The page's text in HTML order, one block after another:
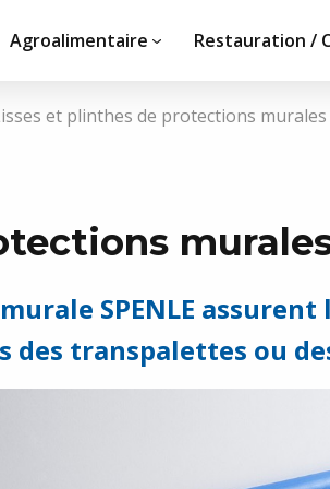
Agroalimentaire Restauration /
votre
et plinthes de protections
SPENLE
transpalettes ou